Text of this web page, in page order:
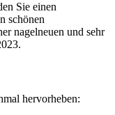
Sie einen
schönen
nagelneuen und sehr
hervorheben: